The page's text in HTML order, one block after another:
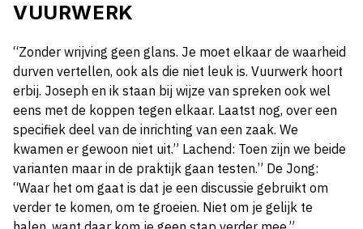
VUURWERK
“Zonder wrijving geen glans. Je moet elkaar de waarheid
durven vertellen, ook als die niet leuk is. Vuurwerk hoort
erbij. Joseph en ik staan bij wijze van spreken ook wel
eens met de koppen tegen elkaar. Laatst nog, over een
specifiek deel van de inrichting van een zaak. We
kwamen er gewoon niet uit.” Lachend: Toen zijn we beide
varianten maar in de praktijk gaan testen.” De Jong:
“Waar het om gaat is dat je een discussie gebruikt om
verder te komen, om te groeien. Niet om je gelijk te